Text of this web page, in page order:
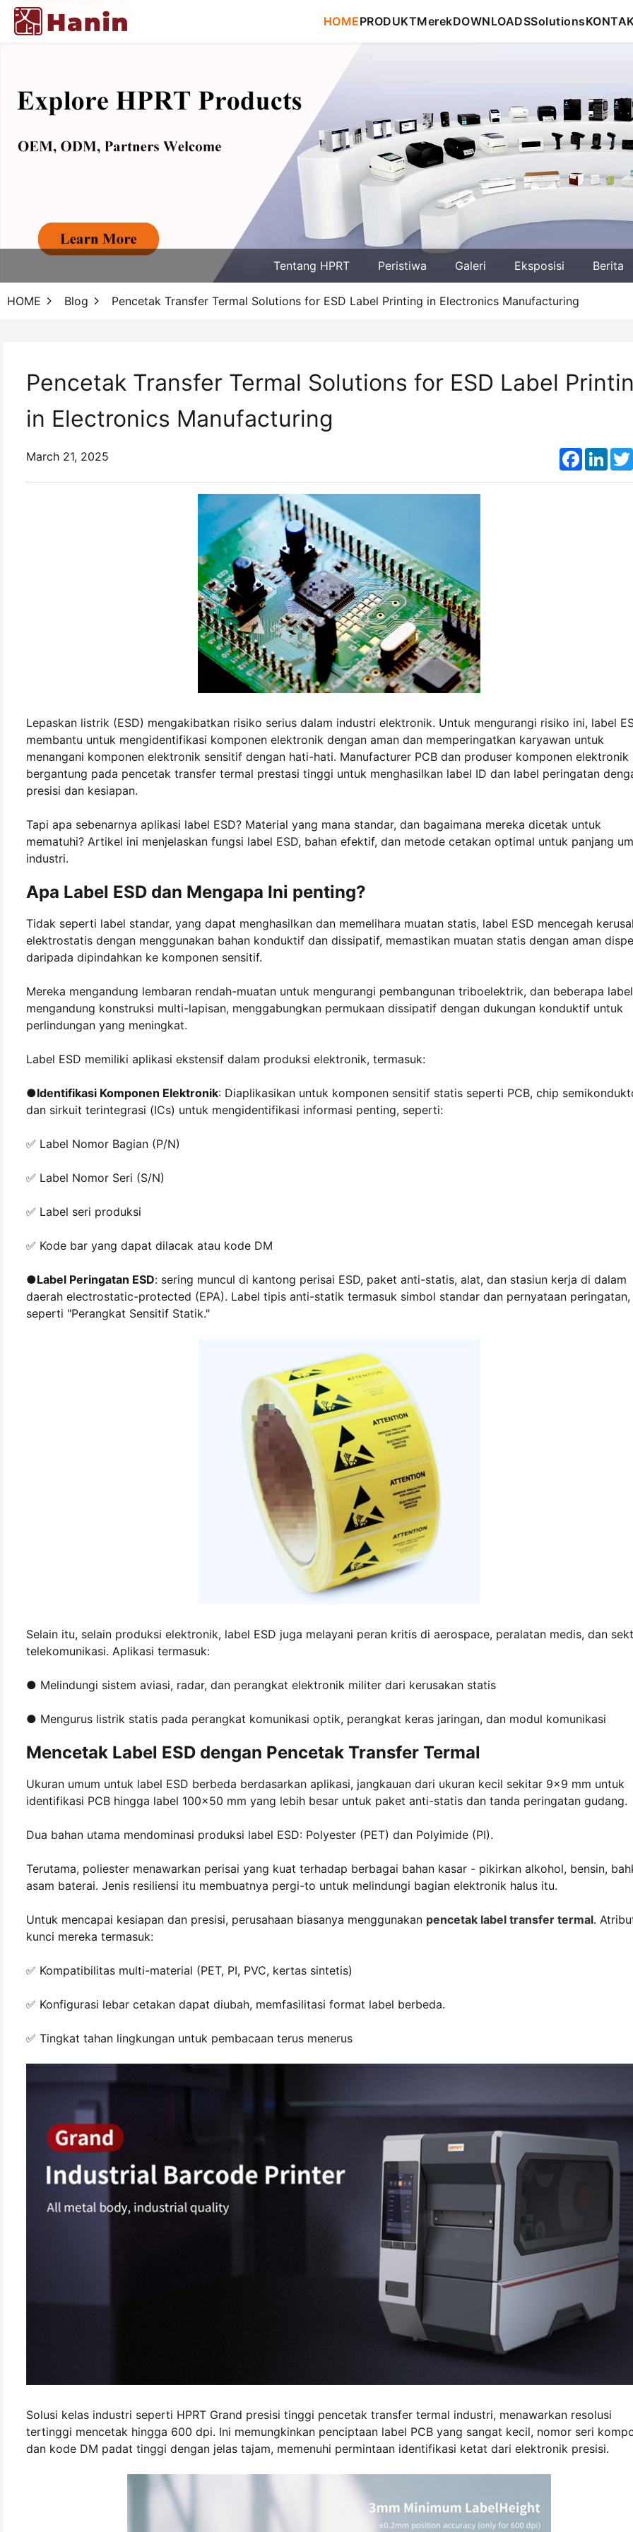
HOMEPRODUKTMerekDOWNLOADSSolutions
Tentang HPRT Peristiwa Galeri Eksposisi Berita
HOME Blog Pencetak Transfer Termal Solutions for ESD Label Printing in Electronics Manufacturing
Pencetak Transfer Termal Solutions for ESD Label
in Electronics Manufacturing
March 21, 2025
Lepaskan listrik (ESD) mengakibatkan risiko serius dalam industri elektronik. Untuk mengurangi risiko ini, label
membantu untuk mengidentifikasi komponen elektronik dengan aman dan memperingatkan karyawan untuk
menangani komponen elektronik sensitif dengan hati-hati. Manufacturer PCB dan produser komponen elektronik
bergantung pada pencetak transfer termal prestasi tinggi untuk menghasilkan label ID dan label peringatan
presisi dan kesiapan.
Tapi apa sebenarnya aplikasi label ESD? Material yang mana standar, dan bagaimana mereka dicetak untuk
mematuhi? Artikel ini menjelaskan fungsi label ESD, bahan efektif, dan metode cetakan optimal untuk panjang
industri.
Apa Label ESD dan Mengapa Ini penting?
Tidak seperti label standar, yang dapat menghasilkan dan memelihara muatan statis, label ESD mencegah
elektrostatis dengan menggunakan bahan konduktif dan dissipatif, memastikan muatan statis dengan aman
daripada dipindahkan ke komponen sensitif.
Mereka mengandung lembaran rendah-muatan untuk mengurangi pembangunan triboelektrik, dan beberapa label
mengandung konstruksi multi-lapisan, menggabungkan permukaan dissipatif dengan dukungan konduktif untuk
perlindungan yang meningkat.
Label ESD memiliki aplikasi ekstensif dalam produksi elektronik, termasuk:
●Identifikasi Komponen Elektronik: Diaplikasikan untuk komponen sensitif statis seperti PCB, chip
dan sirkuit terintegrasi (ICs) untuk mengidentifikasi informasi penting, seperti:
✅ Label Nomor Bagian (P/N)
✅ Label Nomor Seri (S/N)
✅ Label seri produksi
✅ Kode bar yang dapat dilacak atau kode DM
●Label Peringatan ESD: sering muncul di kantong perisai ESD, paket anti-statis, alat, dan stasiun kerja di dalam
daerah electrostatic-protected (EPA). Label tipis anti-statik termasuk simbol standar dan pernyataan peringatan,
seperti "Perangkat Sensitif Statik."
Selain itu, selain produksi elektronik, label ESD juga melayani peran kritis di aerospace, peralatan medis, dan
telekomunikasi. Aplikasi termasuk:
● Melindungi sistem aviasi, radar, dan perangkat elektronik militer dari kerusakan statis
● Mengurus listrik statis pada perangkat komunikasi optik, perangkat keras jaringan, dan modul komunikasi
Mencetak Label ESD dengan Pencetak Transfer Termal
Ukuran umum untuk label ESD berbeda berdasarkan aplikasi, jangkauan dari ukuran kecil sekitar 9x9 mm untuk
identifikasi PCB hingga label 100x50 mm yang lebih besar untuk paket anti-statis dan tanda peringatan gudang.
Dua bahan utama mendominasi produksi label ESD: Polyester (PET) dan Polyimide (PI).
Terutama, poliester menawarkan perisai yang kuat terhadap berbagai bahan kasar - pikirkan alkohol, bensin,
asam baterai. Jenis resiliensi itu membuatnya pergi-to untuk melindungi bagian elektronik halus itu.
Untuk mencapai kesiapan dan presisi, perusahaan biasanya menggunakan pencetak label transfer termal.
kunci mereka termasuk:
✅ Kompatibilitas multi-material (PET, PI, PVC, kertas sintetis)
✅ Konfigurasi lebar cetakan dapat diubah, memfasilitasi format label berbeda.
✅ Tingkat tahan lingkungan untuk pembacaan terus menerus
Solusi kelas industri seperti HPRT Grand presisi tinggi pencetak transfer termal industri, menawarkan resolusi
tertinggi mencetak hingga 600 dpi. Ini memungkinkan penciptaan label PCB yang sangat kecil, nomor seri
dan kode DM padat tinggi dengan jelas tajam, memenuhi permintaan identifikasi ketat dari elektronik presisi.